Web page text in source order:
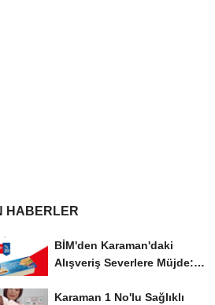
HABERLER
BİM'den Karaman'daki
Alışveriş Severlere Müjde:
Karaman 1 No'lu Sağlıklı